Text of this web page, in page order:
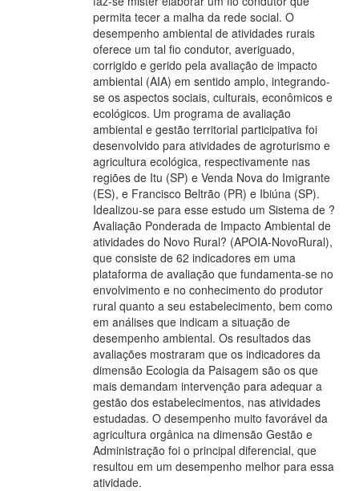
permita tecer a malha da rede social. O
desempenho ambiental de atividades rurais
oferece um tal fio condutor, averiguado,
corrigido e gerido pela avaliação de impacto
ambiental (AIA) em sentido amplo, integrando-
se os aspectos sociais, culturais, econômicos e
ecológicos. Um programa de avaliação
ambiental e gestão territorial participativa foi
desenvolvido para atividades de agroturismo e
agricultura ecológica, respectivamente nas
regiões de Itu (SP) e Venda Nova do Imigrante
(ES), e Francisco Beltrão (PR) e Ibiúna (SP).
Idealizou-se para esse estudo um Sistema de ?
Avaliação Ponderada de Impacto Ambiental de
atividades do Novo Rural? (APOIA-NovoRural),
que consiste de 62 indicadores em uma
plataforma de avaliação que fundamenta-se no
envolvimento e no conhecimento do produtor
rural quanto a seu estabelecimento, bem como
em análises que indicam a situação de
desempenho ambiental. Os resultados das
avaliações mostraram que os indicadores da
dimensão Ecologia da Paisagem são os que
mais demandam intervenção para adequar a
gestão dos estabelecimentos, nas atividades
estudadas. O desempenho muito favorável da
agricultura orgânica na dimensão Gestão e
Administração foi o principal diferencial, que
resultou em um desempenho melhor para essa
atividade.